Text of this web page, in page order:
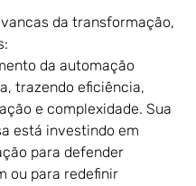
da transformação,
da automação
trazendo eficiência,
e complexidade. Sua
está investindo em
para defender
ou para redefinir